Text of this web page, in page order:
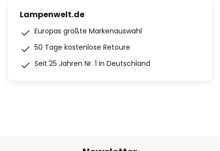
Lampenwelt.de
Europas größte Markenauswahl
50 Tage kostenlose Retoure
Seit 25 Jahren Nr. 1 in Deutschland